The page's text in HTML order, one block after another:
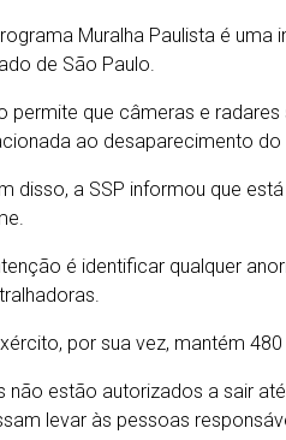
Muralha Paulista é
de São Paulo.
permite que câmeras e
ao desaparecimento
disso, a SSP informou que
é identificar qualquer
por sua vez, mantém
não estão autorizados a sair
levar às pessoas